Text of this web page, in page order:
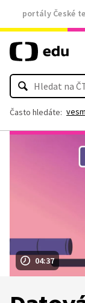
portály České
Často hledáte:
04:37